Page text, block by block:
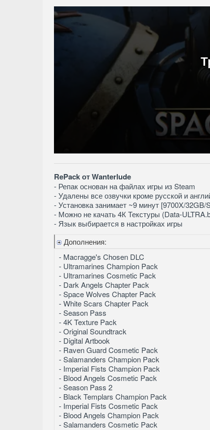
RePack от Wanterlude
- Репак основан на файлах игры из Steam
- Удалены все озвучки кроме русской и
- Установка занимает ~9 минут [9700X/32GB/
- Можно не качать 4К Текстуры (Data-
- Язык выбирается в настройках игры
Дополнения:
- Macragge's Chosen DLC
- Ultramarines Champion Pack
- Ultramarines Cosmetic Pack
- Dark Angels Chapter Pack
- Space Wolves Chapter Pack
- White Scars Chapter Pack
- Season Pass
- 4K Texture Pack
- Original Soundtrack
- Digital Artbook
- Raven Guard Cosmetic Pack
- Salamanders Champion Pack
- Imperial Fists Champion Pack
- Blood Angels Cosmetic Pack
- Season Pass 2
- Black Templars Champion Pack
- Imperial Fists Cosmetic Pack
- Blood Angels Champion Pack
- Salamanders Cosmetic Pack